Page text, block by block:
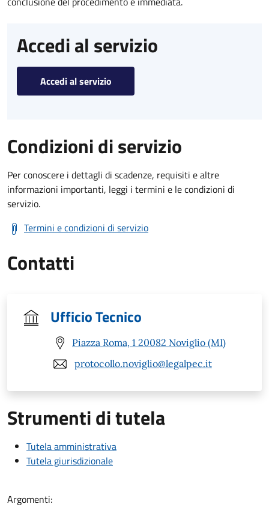
Accedi al servizio
Accedi al servizio
Condizioni di servizio
Per conoscere i dettagli di scadenze, requisiti e altre
informazioni importanti, leggi i termini e le condizioni di
servizio.
Termini e condizioni di servizio
Contatti
Ufficio Tecnico
Piazza Roma, 1 20082 Noviglio (MI)
protocollo.noviglio@legalpec.it
Strumenti di tutela
Tutela amministrativa
Tutela giurisdizionale
Argomenti: